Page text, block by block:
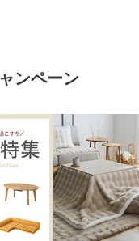
ンペーン